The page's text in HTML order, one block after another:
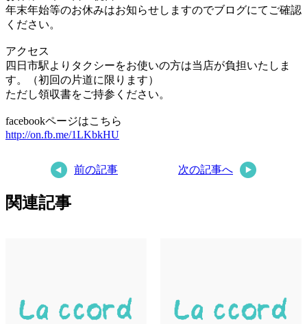
年末年始等のお休みはお知らせしますのでブログにてご確認
ください。
アクセス
四日市駅よりタクシーをお使いの方は当店が負担いたしま
す。（初回の片道に限ります）
ただし領収書をご持参ください。
facebookページはこちら
http://on.fb.me/1LKbkHU
前の記事 次の記事へ
関連記事